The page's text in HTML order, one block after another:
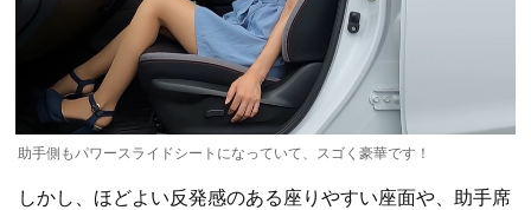
助手側もパワースライドシートになっていて、スゴく豪華です！
しかし、ほどよい反発感のある座りやすい座面や、助手席